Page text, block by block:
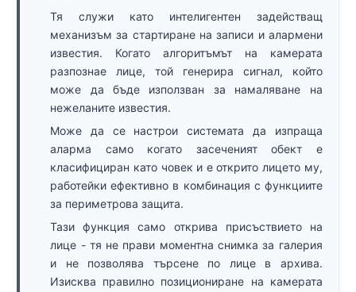
Тя служи като интелигентен задействащ
механизъм за стартиране на записи и алармени
известия. Когато алгоритъмът на камерата
разпознае лице, той генерира сигнал, който
може да бъде използван за намаляване на
нежеланите известия.
Може да се настрои системата да изпраща
аларма само когато засеченият обект е
класифициран като човек и е открито лицето му,
работейки ефективно в комбинация с функциите
за периметрова защита.
Тази функция само открива присъствието на
лице - тя не прави моментна снимка за галерия
и не позволява търсене по лице в архива.
Изисква правилно позициониране на камерата